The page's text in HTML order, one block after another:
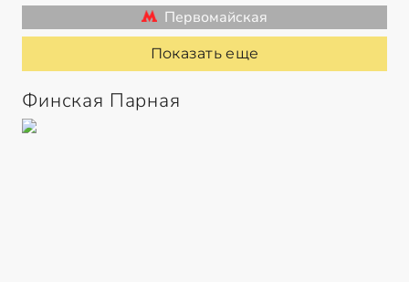
Первомайская
Показать еще
Финская Парная